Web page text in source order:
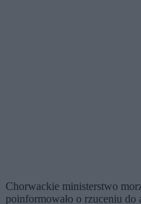
Chorwackie ministerstwo
poinformowało o rzuceniu